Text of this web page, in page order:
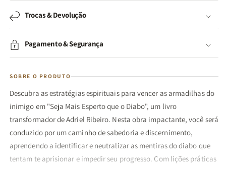
Trocas & Devolução
Pagamento & Segurança
SOBRE O PRODUTO
Descubra as estratégias espirituais para vencer as armadilhas do
inimigo em "Seja Mais Esperto que o Diabo", um livro
transformador de Adriel Ribeiro. Nesta obra impactante, você será
conduzido por um caminho de sabedoria e discernimento,
aprendendo a identificar e neutralizar as mentiras do diabo que
tentam te aprisionar e impedir seu progresso. Com lições práticas